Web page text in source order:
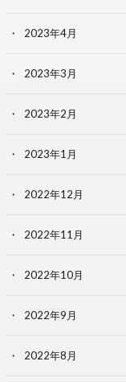
2023年4月
2023年3月
2023年2月
2023年1月
2022年12月
2022年11月
2022年10月
2022年9月
2022年8月